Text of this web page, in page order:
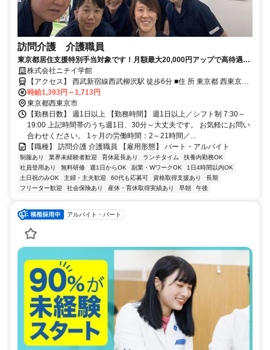
訪問介護 介護職員
東京都居住支援特別手当対象です！月額最大20,000円アップで高待遇！
西武柳沢駅周辺の事務所です。直行直帰、週1回、短時間から働けま
す。介護スタッフとして一緒に働きませんか 未経験者歓迎
株式会社ニチイ学館
【アクセス】 西武新宿線西武柳沢駅 徒歩6分 ■住 所 東京都 西東京市
南町1-5-14T'sgarden田無1F ■アクセス 西武新宿線西武柳沢駅 徒歩6
分
時給1,393円～1,713円
東京都西東京市
【勤務日数】 週1日以上 【勤務時間】 週1日以上／シフト制 7:30～
19:00 上記時間帯のうち週1日、30分～大丈夫です。 お気軽にお問い
合わせください。 1ヶ月の労働時間：2～21時間／...
【職種】 訪問介護 介護職員 【雇用形態】 パート・アルバイト
制服あり 業界未経験者歓迎 育休延長あり ランチタイム
扶養内勤務OK
社員登用あり
無料研修 週1日からOK 副業・WワークOK
1日4時間以内OK
土日祝のみOK
主婦・主夫歓迎 60代も応募可 資格取得支援あり
長期
フリーター歓迎
社会保険あり 産休・育休取得実績あり 早朝 午後
アルバイト・パート